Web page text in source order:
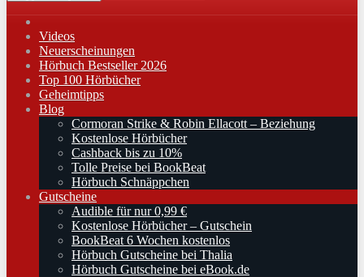
Videos
Neuerscheinungen
Hörbuch Bestseller 2026
Top 100 Hörbücher
Geheimtipps
Blog
Cormoran Strike & Robin Ellacott – Beziehung
Kostenlose Hörbücher
Cashback bis zu 10%
Tolle Preise bei BookBeat
Hörbuch Schnäppchen
Gutscheine
Audible für nur 0,99 €
Kostenlose Hörbücher – Gutschein
BookBeat 6 Wochen kostenlos
Hörbuch Gutscheine bei Thalia
Hörbuch Gutscheine bei eBook.de